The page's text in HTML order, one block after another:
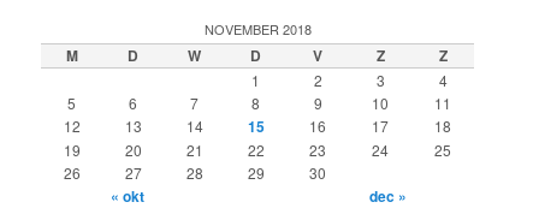
e
n
NOVEMBER 2018
M D W D V Z Z
1 2 3
4
5
6 7 8 9 10
11
12
13 14 15 16 17
18
19
20 21 22 23 24
25
26
27 28 29 30
« okt dec »